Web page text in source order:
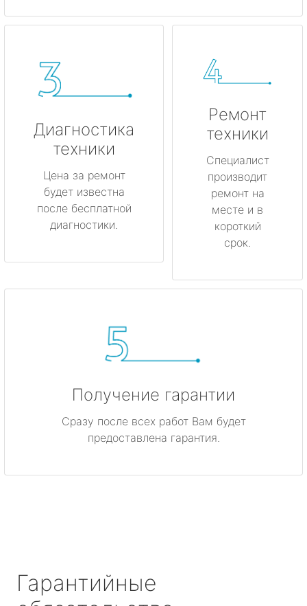
Диагностика
техники
Цена за ремонт
будет известна
после бесплатной
диагностики.
Ремонт
техники
Специалист
производит
ремонт на
месте и в
короткий
срок.
Получение гарантии
Сразу после всех работ Вам будет
предоставлена гарантия.
Гарантийные